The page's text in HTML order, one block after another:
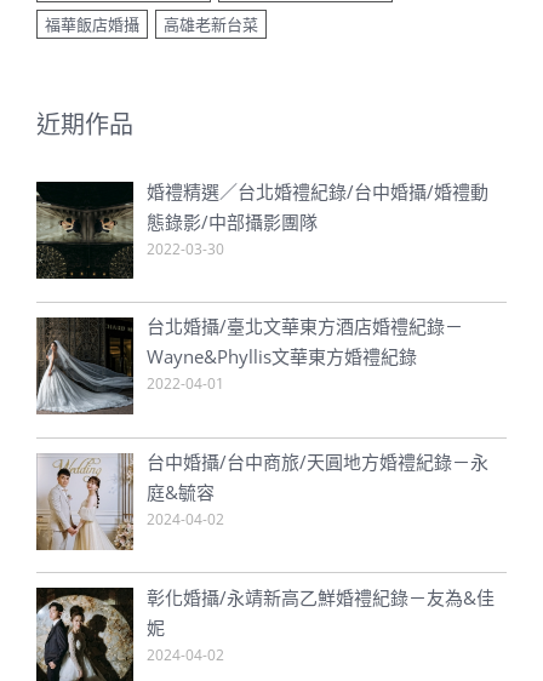
福華飯店婚攝
高雄老新台菜
近期作品
婚禮精選／台北婚禮紀錄/台中婚攝/婚禮動
態錄影/中部攝影團隊
2022-03-30
台北婚攝/臺北文華東方酒店婚禮紀錄－
Wayne&Phyllis文華東方婚禮紀錄
2022-04-01
台中婚攝/台中商旅/天圓地方婚禮紀錄－永
庭&毓容
2024-04-02
彰化婚攝/永靖新高乙鮮婚禮紀錄－友為&佳
妮
2024-04-02